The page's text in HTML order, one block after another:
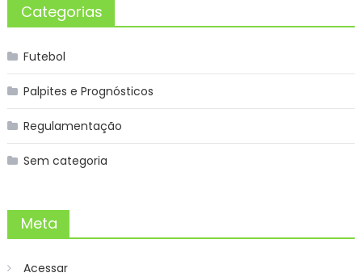
Categorias
Futebol
Palpites e Prognósticos
Regulamentação
Sem categoria
Meta
Acessar